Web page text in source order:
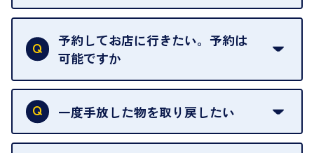
再販不可能な物は、場合によってはお断りすること
がございます。ご了承ください。
予約してお店に行きたい。予約は
可能ですか
申し訳ありませんが、現在はご来店の予約は承って
おりません。
を整えておりますので、お好きな時にお越しくださ
一度手放した物を取り戻したい
当店は質店ではありませんので、買い取ったお品物